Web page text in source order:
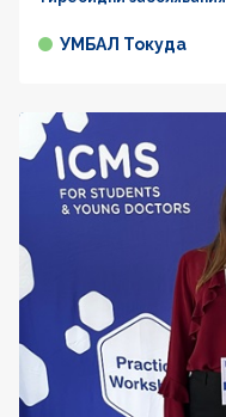
УМБАЛ Токуда